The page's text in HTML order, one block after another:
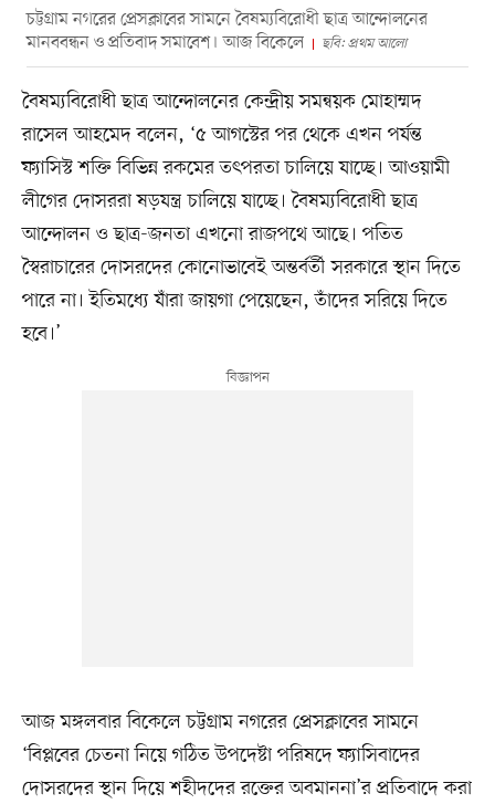
চট্টগ্রাম নগরের প্রেসক্লাবের সামনে বৈষম্যবিরোধী ছাত্র আন্দোলনের
মানববন্ধন ও প্রতিবাদ সমাবেশ। আজ বিকেলে
ছবি: প্রথম আলো
বৈষম্যবিরোধী ছাত্র আন্দোলনের কেন্দ্রীয় সমন্বয়ক মোহাম্মদ
রাসেল আহমেদ বলেন, ‘৫ আগস্টের পর থেকে এখন পর্যন্ত
ফ্যাসিস্ট শক্তি বিভিন্ন রকমের তৎপরতা চালিয়ে যাচ্ছে। আওয়ামী
লীগের দোসররা ষড়যন্ত্র চালিয়ে যাচ্ছে। বৈষম্যবিরোধী ছাত্র
আন্দোলন ও ছাত্র-জনতা এখনো রাজপথে আছে। পতিত
স্বৈরাচারের দোসরদের কোনোভাবেই অন্তর্বর্তী সরকারে স্থান দিতে
পারে না। ইতিমধ্যে যাঁরা জায়গা পেয়েছেন, তাঁদের সরিয়ে দিতে
হবে।’
আজ মঙ্গলবার বিকেলে চট্টগ্রাম নগরের প্রেসক্লাবের সামনে
‘বিপ্লবের চেতনা নিয়ে গঠিত উপদেষ্টা পরিষদে ফ্যাসিবাদের
দোসরদের স্থান দিয়ে শহীদদের রক্তের অবমাননা’র প্রতিবাদে করা